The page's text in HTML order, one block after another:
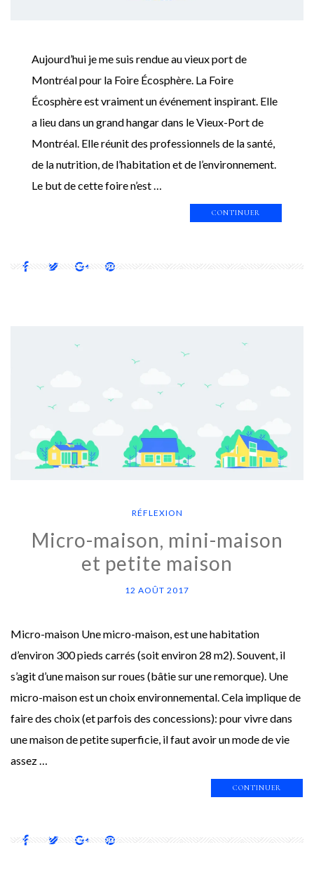
Aujourd’hui je me suis rendue au vieux port de
Montréal pour la Foire Écosphère. La Foire
Écosphère est vraiment un événement inspirant. Elle
a lieu dans un grand hangar dans le Vieux-Port de
Montréal. Elle réunit des professionnels de la santé,
de la nutrition, de l’habitation et de l’environnement.
Le but de cette foire n’est …
CONTINUER
RÉFLEXION
Micro-maison, mini-maison
et petite maison
12 AOÛT 2017
Micro-maison Une micro-maison, est une habitation
d’environ 300 pieds carrés (soit environ 28 m2). Souvent, il
s’agit d’une maison sur roues (bâtie sur une remorque). Une
micro-maison est un choix environnemental. Cela implique de
faire des choix (et parfois des concessions): pour vivre dans
une maison de petite superficie, il faut avoir un mode de vie
assez …
CONTINUER